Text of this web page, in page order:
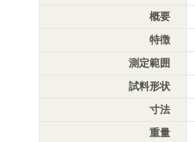
概要
特徴
測定範囲
試料形状
寸法
重量